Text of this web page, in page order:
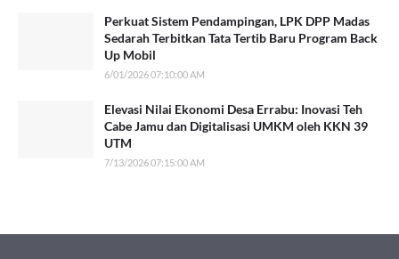
Perkuat Sistem Pendampingan, LPK DPP Madas
Sedarah Terbitkan Tata Tertib Baru Program Back
Up Mobil
6/01/2026 07:10:00 AM
Elevasi Nilai Ekonomi Desa Errabu: Inovasi Teh
Cabe Jamu dan Digitalisasi UMKM oleh KKN 39
UTM
7/13/2026 07:15:00 AM